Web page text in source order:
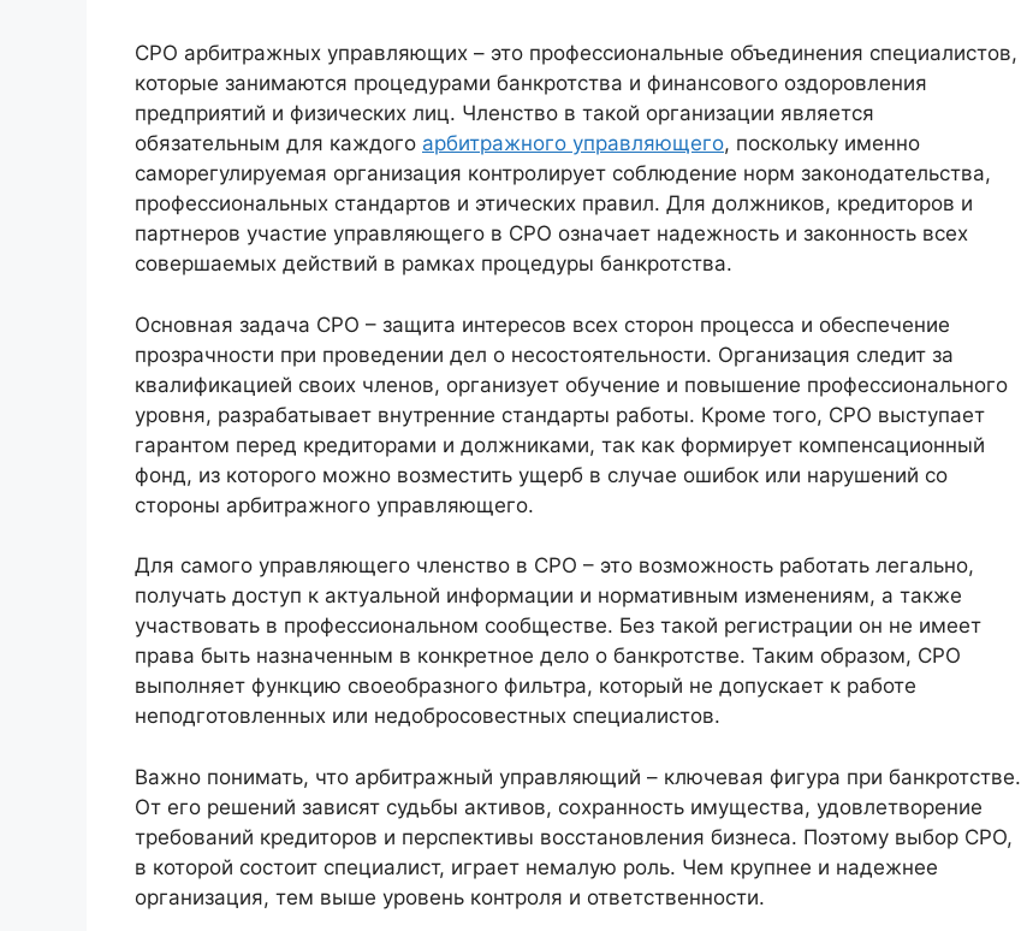
СРО арбитражных управляющих – это профессиональные объединения специалистов,
которые занимаются процедурами банкротства и финансового оздоровления
предприятий и физических лиц. Членство в такой организации является
обязательным для каждого арбитражного управляющего, поскольку именно
саморегулируемая организация контролирует соблюдение норм законодательства,
профессиональных стандартов и этических правил. Для должников, кредиторов и
партнеров участие управляющего в СРО означает надежность и законность всех
совершаемых действий в рамках процедуры банкротства.
Основная задача СРО – защита интересов всех сторон процесса и обеспечение
прозрачности при проведении дел о несостоятельности. Организация следит за
квалификацией своих членов, организует обучение и повышение профессионального
уровня, разрабатывает внутренние стандарты работы. Кроме того, СРО выступает
гарантом перед кредиторами и должниками, так как формирует компенсационный
фонд, из которого можно возместить ущерб в случае ошибок или нарушений со
стороны арбитражного управляющего.
Для самого управляющего членство в СРО – это возможность работать легально,
получать доступ к актуальной информации и нормативным изменениям, а также
участвовать в профессиональном сообществе. Без такой регистрации он не имеет
права быть назначенным в конкретное дело о банкротстве. Таким образом, СРО
выполняет функцию своеобразного фильтра, который не допускает к работе
неподготовленных или недобросовестных специалистов.
Важно понимать, что арбитражный управляющий – ключевая фигура при банкротстве.
От его решений зависят судьбы активов, сохранность имущества, удовлетворение
требований кредиторов и перспективы восстановления бизнеса. Поэтому выбор СРО,
в которой состоит специалист, играет немалую роль. Чем крупнее и надежнее
организация, тем выше уровень контроля и ответственности.